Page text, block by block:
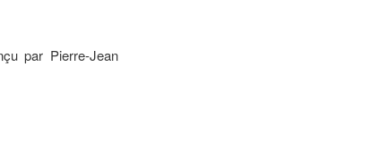
par Pierre-Jean